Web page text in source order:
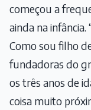
começou a
ainda na
Como sou filho
fundadoras do
os três anos de
coisa muito